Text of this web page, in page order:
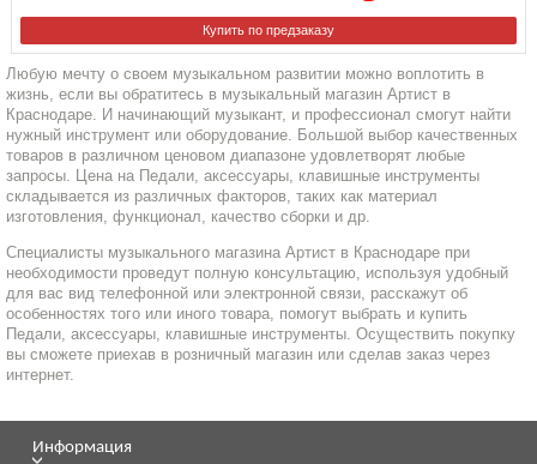
Купить по предзаказу
Любую мечту о своем музыкальном развитии можно воплотить в
жизнь, если вы обратитесь в музыкальный магазин Артист в
Краснодаре. И начинающий музыкант, и профессионал смогут найти
нужный инструмент или оборудование. Большой выбор качественных
товаров в различном ценовом диапазоне удовлетворят любые
запросы. Цена на Педали, аксессуары, клавишные инструменты
складывается из различных факторов, таких как материал
изготовления, функционал, качество сборки и др.
Специалисты музыкального магазина Артист в Краснодаре при
необходимости проведут полную консультацию, используя удобный
для вас вид телефонной или электронной связи, расскажут об
особенностях того или иного товара, помогут выбрать и купить
Педали, аксессуары, клавишные инструменты. Осуществить покупку
вы сможете приехав в розничный магазин или сделав заказ через
интернет.
Информация